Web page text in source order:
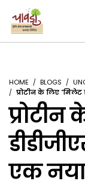
HOME BLOGS
प्रोटीन के लिए
एक